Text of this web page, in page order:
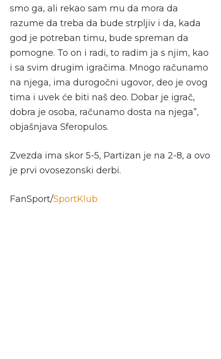
smo ga, ali rekao sam mu da mora da
razume da treba da bude strpljiv i da, kada
god je potreban timu, bude spreman da
pomogne. To on i radi, to radim ja s njim, kao
i sa svim drugim igračima. Mnogo računamo
na njega, ima durogočni ugovor, deo je ovog
tima i uvek će biti naš deo. Dobar je igrač,
dobra je osoba, računamo dosta na njega”,
objašnjava Sferopulos.
Zvezda ima skor 5-5, Partizan je na 2-8, a ovo
je prvi ovosezonski derbi.
FanSport/SportKlub